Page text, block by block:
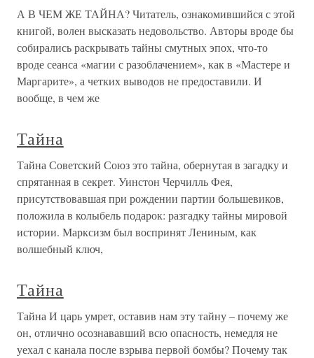
А В ЧЕМ ЖЕ ТАЙНА? Читатель, ознакомившийся с этой
книгой, волен высказать недовольство. Авторы вроде бы
собирались раскрывать тайны смутных эпох, что-то
вроде сеанса «магии с разоблачением», как в «Мастере и
Маргарите», а четких выводов не предоставили. И
вообще, в чем же
Тайна
Тайна Советский Союз это тайна, обернутая в загадку и
спрятанная в секрет. Уинстон Черчилль Фея,
присутствовавшая при рождении партии большевиков,
положила в колыбель подарок: разгадку тайны мировой
истории. Марксизм был воспринят Лениным, как
волшебный ключ,
Тайна
Тайна И царь умрет, оставив нам эту тайну – почему же
он, отлично осознававший всю опасность, немедля не
уехал с канала после взрыва первой бомбы? Почему так